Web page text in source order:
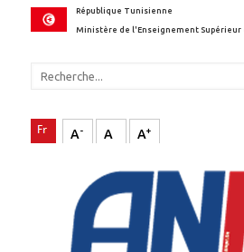
République Tunisienne
Ministère de l'Enseignement Supérieur
A- A A+